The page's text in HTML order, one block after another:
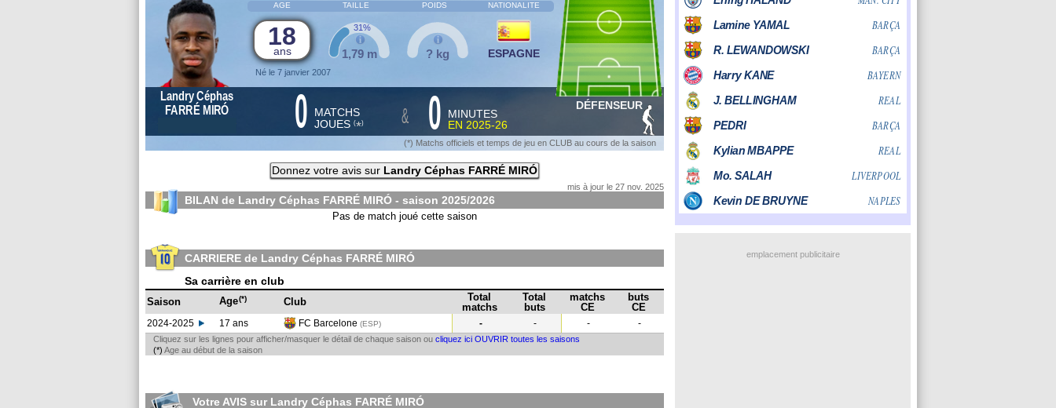
AGE TAILLE POIDS NATIONALITE
18
ans
Né le 7 janvier 2007
1,79 m
31%
? kg ESPAGNE
Landry Céphas
FARRÉ MIRÓ
0 MATCHS
JOUES (*) & 0
MINUTES
EN 2025-26
DÉFENSEUR
(*) Matchs officiels et temps de jeu en CLUB au cours de la saison
Donnez votre avis sur Landry Céphas FARRÉ MIRÓ
mis à jour le 27 nov. 2025
BILAN de Landry Céphas FARRÉ MIRÓ - saison 2025/2026
Pas de match joué cette saison
CARRIERE de Landry Céphas FARRÉ MIRÓ
Sa carrière en club
Saison Age(*) Club
Total
matchs
Total
buts
matchs
CE
buts
CE
2024-2025 17 ans FC Barcelone (ESP) - - - -
Cliquez sur les lignes pour afficher/masquer le détail de chaque saison ou cliquez ici OUVRIR toutes les saisons
(*) Age au début de la saison
Votre AVIS sur Landry Céphas FARRÉ MIRÓ
emplacement publicitaire